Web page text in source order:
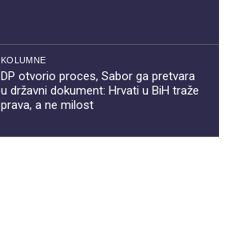
KOLUMNE
DP otvorio proces, Sabor ga pretvara
u državni dokument: Hrvati u BiH traže
prava, a ne milost